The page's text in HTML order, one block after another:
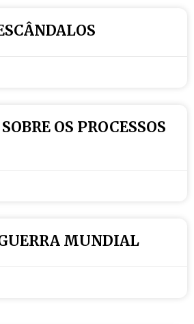
OS PROCESSOS
MUNDIAL